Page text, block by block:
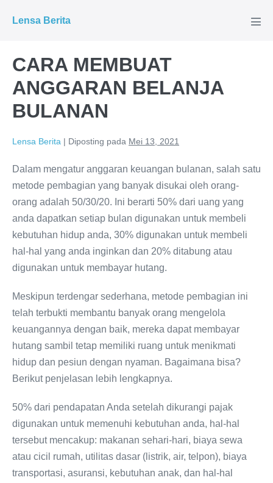
Lensa Berita
CARA MEMBUAT
ANGGARAN BELANJA
BULANAN
Lensa Berita | Diposting pada Mei 13, 2021
Dalam mengatur anggaran keuangan bulanan, salah satu
metode pembagian yang banyak disukai oleh orang-
orang adalah 50/30/20. Ini berarti 50% dari uang yang
anda dapatkan setiap bulan digunakan untuk membeli
kebutuhan hidup anda, 30% digunakan untuk membeli
hal-hal yang anda inginkan dan 20% ditabung atau
digunakan untuk membayar hutang.
Meskipun terdengar sederhana, metode pembagian ini
telah terbukti membantu banyak orang mengelola
keuangannya dengan baik, mereka dapat membayar
hutang sambil tetap memiliki ruang untuk menikmati
hidup dan pesiun dengan nyaman. Bagaimana bisa?
Berikut penjelasan lebih lengkapnya.
50% dari pendapatan Anda setelah dikurangi pajak
digunakan untuk memenuhi kebutuhan anda, hal-hal
tersebut mencakup: makanan sehari-hari, biaya sewa
atau cicil rumah, utilitas dasar (listrik, air, telpon), biaya
transportasi, asuransi, kebutuhan anak, dan hal-hal